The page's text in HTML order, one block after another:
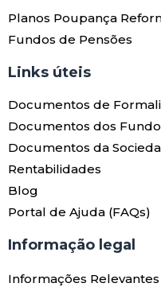
Planos Poupança
Fundos de Pensões
Links úteis​
Documentos de
Documentos dos
Documentos da
Rentabilidades
Blog
Portal de Ajuda (FAQs)
Informação legal
Informações